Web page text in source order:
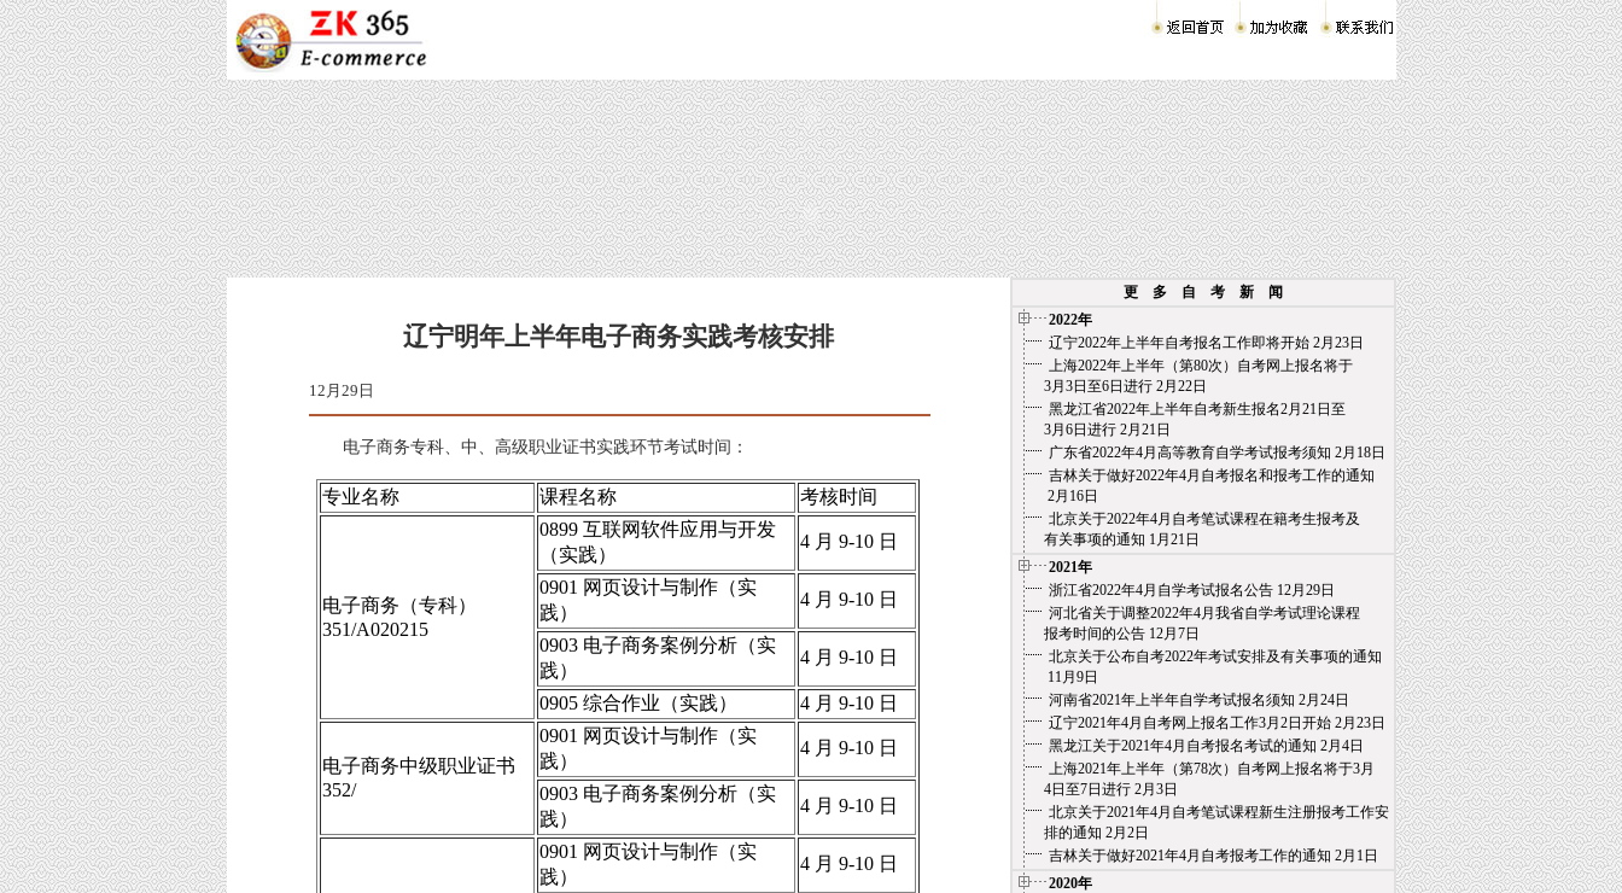
辽宁明年上半年电子商务实践考核安排
12月29日
电子商务专科、中、高级职业证书实践环节考试时间：
专业名称 课程名称 考核时间
电子商务（专科）
351/A020215
0899 互联网软件应用与开发
（实践）
4 月 9-10 日
0901 网页设计与制作（实
践）
4 月 9-10 日
0903 电子商务案例分析（实
践）
4 月 9-10 日
0905 综合作业（实践） 4 月 9-10 日
电子商务中级职业证书
352/
0901 网页设计与制作（实
践）
4 月 9-10 日
0903 电子商务案例分析（实
践）
4 月 9-10 日
0901 网页设计与制作（实
践）
4 月 9-10 日
更 多 自 考 新 闻
2022年
辽宁2022年上半年自考报名工作即将开始2月23日
上海2022年上半年（第80次）自考网上报名将于
3月3日至6日进行2月22日
黑龙江省2022年上半年自考新生报名2月21日至
3月6日进行 2月21日
广东省2022年4月高等教育自学考试报考须知 2月18日
吉林关于做好2022年4月自考报名和报考工作的通知
2月16日
北京关于2022年4月自考笔试课程在籍考生报考及
有关事项的通知 1月21日
2021年
浙江省2022年4月自学考试报名公告12月29日
河北省关于调整2022年4月我省自学考试理论课程
报考时间的公告12月7日
北京关于公布自考2022年考试安排及有关事项的通知
11月9日
河南省2021年上半年自学考试报名须知 2月24日
辽宁2021年4月自考网上报名工作3月2日开始2月23日
黑龙江关于2021年4月自考报名考试的通知 2月4日
上海2021年上半年（第78次）自考网上报名将于3月
4日至7日进行2月3日
北京关于2021年4月自考笔试课程新生注册报考工作安
排的通知 2月2日
吉林关于做好2021年4月自考报考工作的通知 2月1日
2020年